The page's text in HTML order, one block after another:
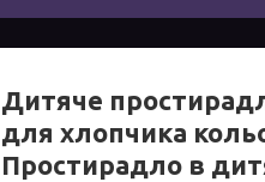
Дитяче
для хлопчика
Простирадло в